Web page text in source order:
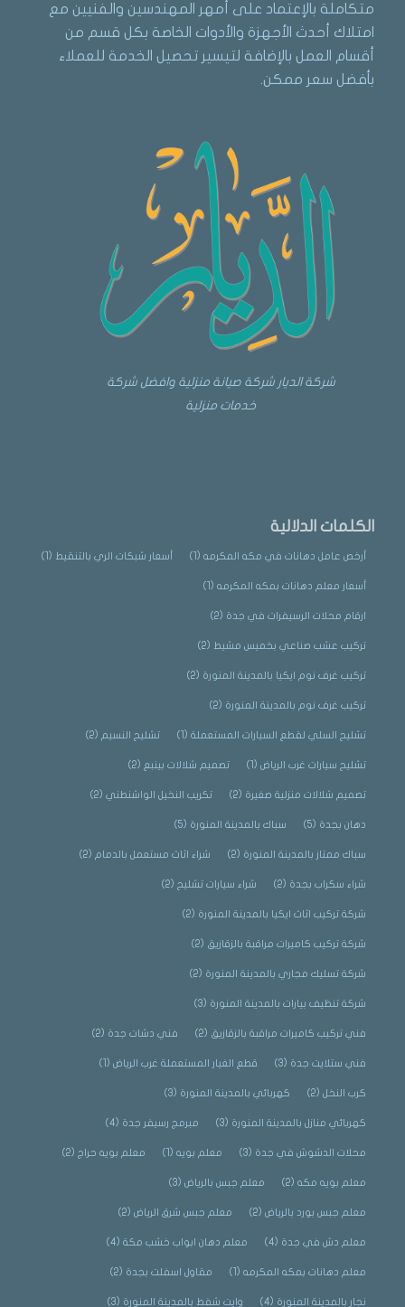
متكاملة بالإعتماد على أمهر المهندسين والفنيين مع
امتلاك أحدث الأجهزة والأدوات الخاصة بكل قسم من
أقسام العمل بالإضافة لتيسير تحصيل الخدمة للعملاء
بأفضل سعر ممكن.
شركة الديار شركة صيانة منزلية وافضل شركة
خدمات منزلية
الكلمات الدلالية
أرخص عامل دهانات في مكه المكرمه(1) أسعار شبكات الري بالتنقيط (1)
أسعار معلم دهانات بمكه المكرمه(1)
ارقام محلات الرسيفرات في جدة (2)
تركيب عشب صناعي بخميس مشيط (2)
تركيب غرف نوم ايكيا بالمدينة المنورة (2)
تركيب غرف نوم بالمدينة المنورة (2)
تشليح السلي لقطع السيارات المستعملة(1) تشليح النسيم(2)
تشليح سيارات غرب الرياض(1) تصميم شلالات بينبع (2)
تصميم شلالات منزلية صغيرة (2) تكريب النخيل الواشنطني(2)
دهان بجدة (5) سباك بالمدينة المنورة (5)
سباك ممتاز بالمدينة المنورة (2) شراء اثاث مستعمل بالدمام(2)
شراء سكراب بجدة (2) شراء سيارات تشليح (2)
شركة تركيب اثاث ايكيا بالمدينة المنورة (2)
شركة تركيب كاميرات مراقبة بالزقازيق (2)
شركة تسليك مجاري بالمدينة المنورة (2)
شركة تنظيف بيارات بالمدينة المنورة (3)
فني تركيب كاميرات مراقبة بالزقازيق (2) فني دشات جدة (2)
فني ستلايت جدة (3) قطع الغيار المستعملة غرب الرياض(1)
كرب النخل(2) كهربائي بالمدينة المنورة (3)
كهربائي منازل بالمدينة المنورة (3) مبرمج رسيفر جدة (4)
محلات الدشوش في جدة (3) معلم بويه(1) معلم بويه حراج (2)
معلم بويه مكه(2) معلم جبس بالرياض(3)
معلم جبس بورد بالرياض(2) معلم جبس شرق الرياض(2)
معلم دش في جدة (4) معلم دهان ابواب خشب مكة(4)
معلم دهانات بمكه المكرمه(1) مقاول اسفلت بجدة (2)
نجار بالمدينة المنورة (4) وايت شفط بالمدينة المنورة (3)